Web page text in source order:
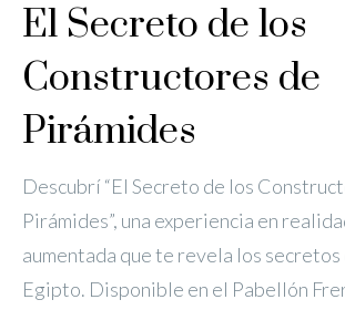
El Secreto de los
Constructores de
Pirámides
Descubrí “El Secreto de los
Pirámides”, una experiencia en
aumentada que te revela los
Egipto. Disponible en el Pabellón